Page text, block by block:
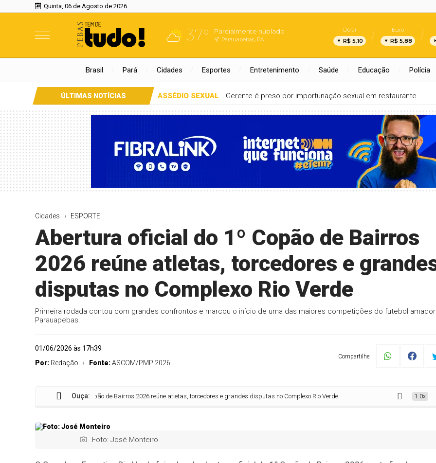
Quinta, 06 de Agosto de 2026
37° Parcialmente nublado
Parauapebas, PA
Dólar
R$ 5,10
Euro
R$ 5,88
Brasil Pará Cidades Esportes Entretenimento Saúde Educação Polícia
ÚLTIMAS NOTÍCIAS ASSÉDIO SEXUAL Gerente é preso por importunação sexual em restaurante
Cidades ESPORTE
Abertura oficial do 1º Copão de Bairros
2026 reúne atletas, torcedores e
disputas no Complexo Rio Verde
Primeira rodada contou com grandes confrontos e marcou o início de uma das maiores competições do futebol
Parauapebas.
01/06/2026 às 17h39
Por: Redação Fonte:ASCOM/PMP 2026
Compartilhe:
Ouça:
Abertura oficial do 1º Copão de Bairros 2026 reúne atletas, torcedores e grandes disputas no Complexo Rio Verde 1.0x
Foto: José Monteiro